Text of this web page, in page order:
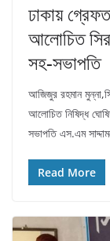
ঢাকায়
আলোচিত
সহ-সভাপতি
আজিজুর রহমান
আলোচিত নিষিদ্ধ
সভাপতি এস.এম
Read More